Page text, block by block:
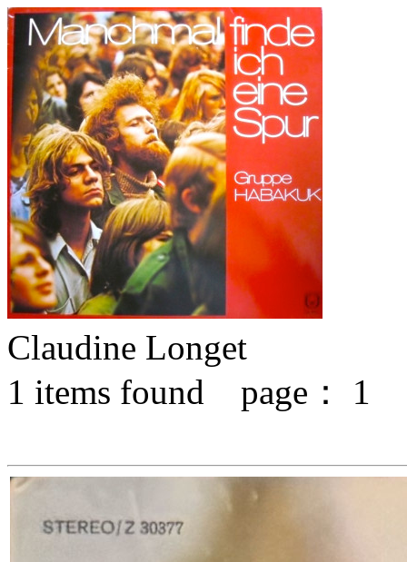
Claudine Longet
1 items found page： 1